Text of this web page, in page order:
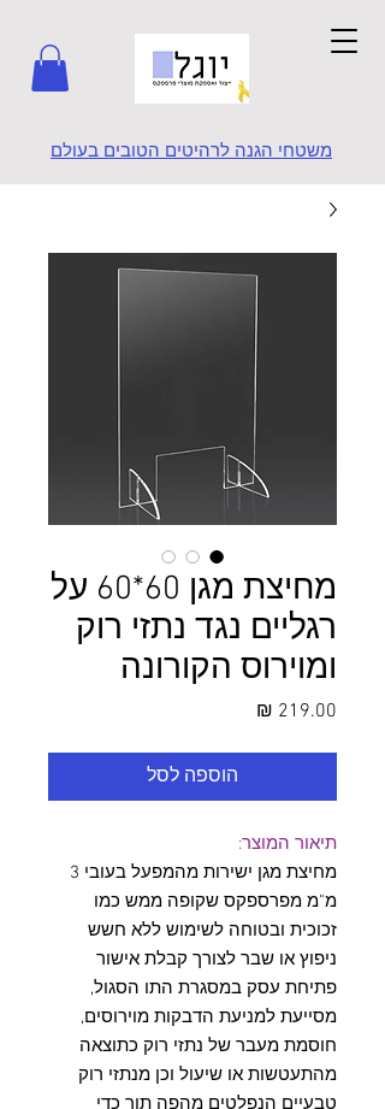
משטחי הגנה לרהיטים הטובים בעולם
מחיצת מגן 60*60 על
רגליים נגד נתזי רוק
ומוירוס הקורונה
הוספה לסל
תיאור המוצר:
מחיצת מגן ישירות מהמפעל בעובי 3
מ"מ מפרספקס שקופה ממש כמו
זכוכית ובטוחה לשימוש ללא חשש
ניפוץ או שבר לצורך קבלת אישור
פתיחת עסק במסגרת התו הסגול,
מסייעת למניעת הדבקות מוירוסים,
חוסמת מעבר של נתזי רוק כתוצאה
מהתעטשות או שיעול וכן מנתזי רוק